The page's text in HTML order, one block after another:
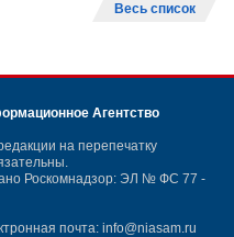
Весь список
Агентство
на перепечатку
Роскомнадзор: ЭЛ № ФС 77 -
почта: info@niasam.ru